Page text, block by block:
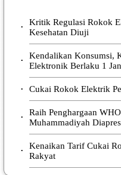
•
Kritik Regulasi Rokok
Kesehatan Diuji
•
Kendalikan Konsumsi,
Elektronik Berlaku 1
• Cukai Rokok Elektrik
•
Raih Penghargaan
Muhammadiyah
•
Kenaikan Tarif Cukai
Rakyat